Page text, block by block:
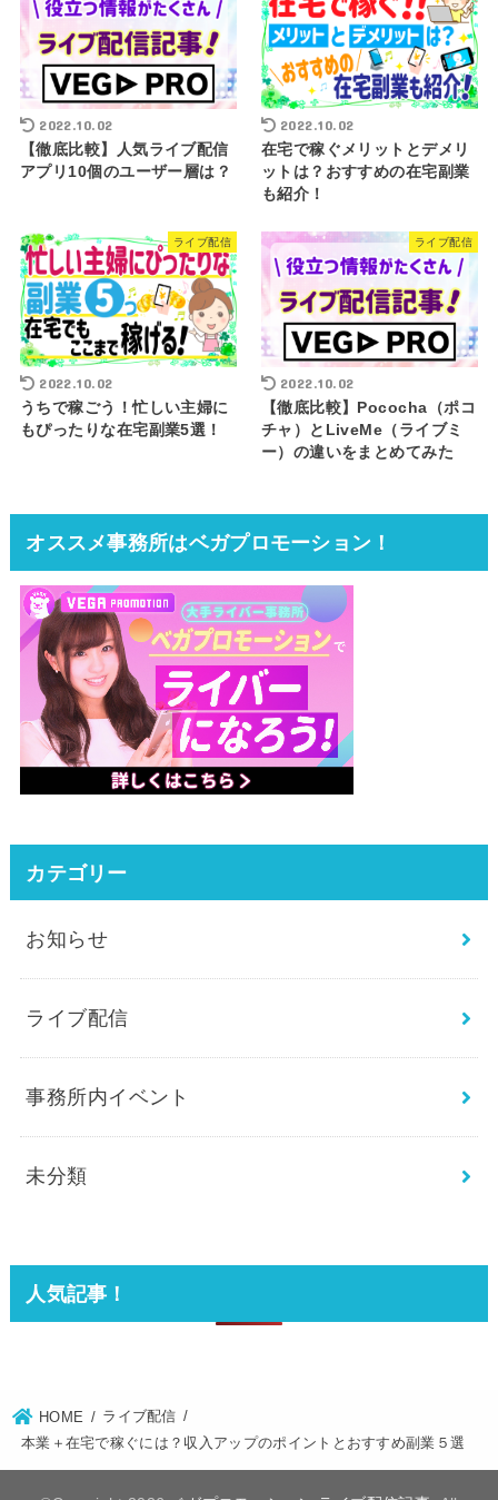
2022.10.02
【徹底比較】人気ライブ配信
アプリ10個のユーザー層は？
2022.10.02
在宅で稼ぐメリットとデメリ
ットは？おすすめの在宅副業
も紹介！
ライブ配信
2022.10.02
うちで稼ごう！忙しい主婦に
もぴったりな在宅副業5選！
ライブ配信
2022.10.02
【徹底比較】Pococha（ポコ
チャ）とLiveMe（ライブミ
ー）の違いをまとめてみた
オススメ事務所はベガプロモーション！
カテゴリー
お知らせ
ライブ配信
事務所内イベント
未分類
人気記事！
HOME
ライブ配信
本業＋在宅で稼ぐには？収入アップのポイントとおすすめ副業５選